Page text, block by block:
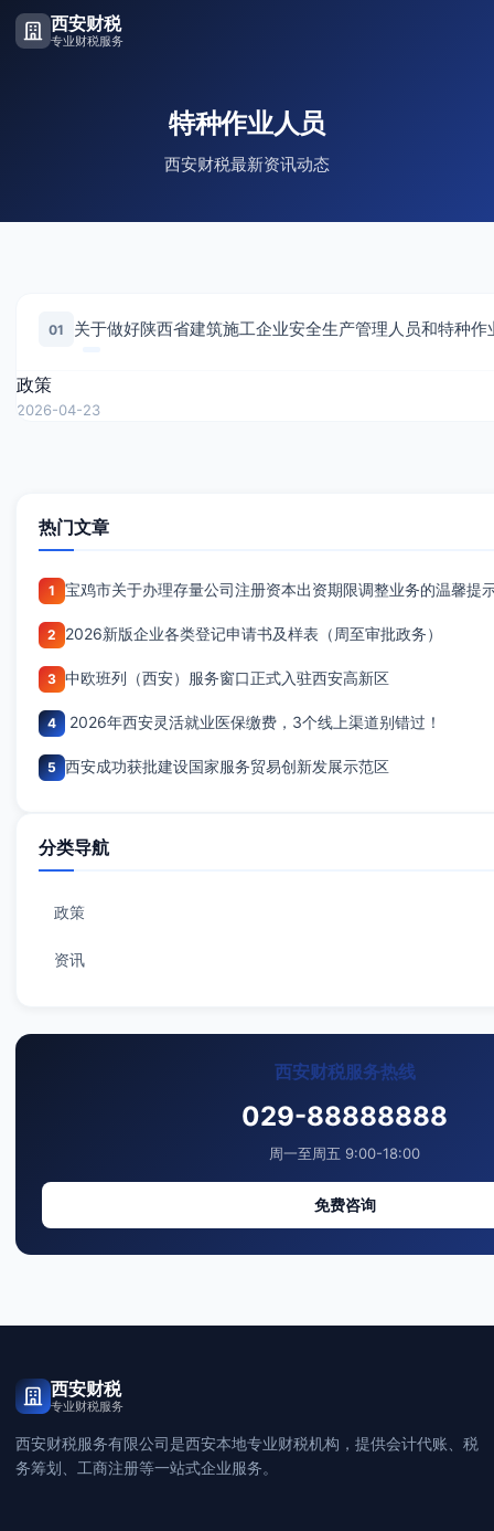
西安财税
专业财税服务
特种作业人员
西安财税最新资讯动态
01
政策
2026-04-23
热门文章
1 宝鸡市关于办理存量公司注册资本出资期限调整业务的温馨提
2 2026新版企业各类登记申请书及样表（周至审批政务）
3 中欧班列（西安）服务窗口正式入驻西安高新区
4 2026年西安灵活就业医保缴费，3个线上渠道别错过！
5 西安成功获批建设国家服务贸易创新发展示范区
分类导航
政策
资讯
西安财税服务热线
029-88888888
周一至周五 9:00-18:00
免费咨询
西安财税
专业财税服务
西安财税服务有限公司是西安本地专业财税机构，提供会计代账、税
务筹划、工商注册等一站式企业服务。